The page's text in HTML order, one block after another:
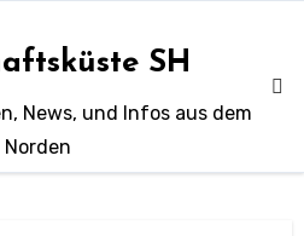
SH
News, und Infos aus dem
Norden